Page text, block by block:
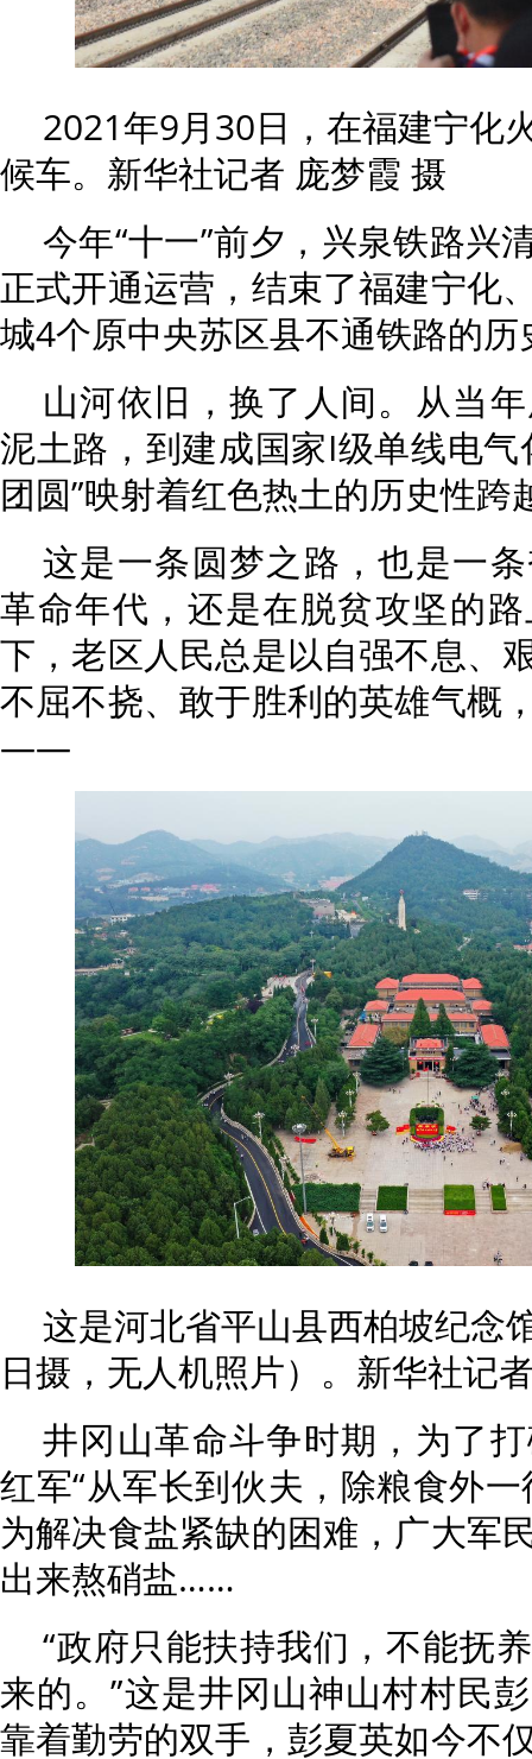
2021年9月30日，在福建宁化
候车。新华社记者 庞梦霞 摄
今年“十一”前夕，兴泉铁路兴
正式开通运营，结束了福建宁化
城4个原中央苏区县不通铁路的历
山河依旧，换了人间。从当
泥土路，到建成国家I级单线电
团圆”映射着红色热土的历史性跨
这是一条圆梦之路，也是一
革命年代，还是在脱贫攻坚的
下，老区人民总是以自强不息、
不屈不挠、敢于胜利的英雄气概
——
这是河北省平山县西柏坡纪念
日摄，无人机照片）。新华社记
井冈山革命斗争时期，为了
红军“从军长到伙夫，除粮食外
为解决食盐紧缺的困难，广大军
出来熬硝盐……
“政府只能扶持我们，不能抚
来的。”这是井冈山神山村村民
靠着勤劳的双手，彭夏英如今不